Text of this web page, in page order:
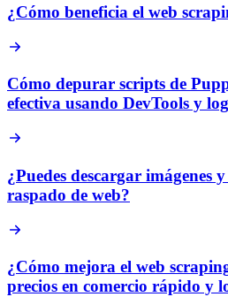
¿Cómo beneficia el web
Cómo depurar scripts de
efectiva usando DevTools y
¿Puedes descargar imágenes
raspado de web?
¿Cómo mejora el web
precios en comercio rápido y